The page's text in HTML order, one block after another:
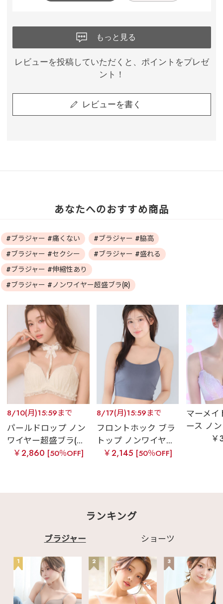
もっと見る
レビューを投稿していただくと、ポイントをプレゼ
ント！
レビューを書く
あなたへのおすすめ商品
#ブラジャー #痛くない
#ブラジャー #脇高
#ブラジャー #セクシー
#ブラジャー #盛れる
#ブラジャー #伸縮性あり
#ブラジャー #ノンワイヤー超盛ブラ(R)
8/10(月)15:59まで
パールドロップ ノン
ワイヤー超盛ブラ(...
￥2,860 [50％OFF]
8/17(月)15:59まで
フロントホック ブラ
トップ ノンワイヤ...
￥2,145 [50％OFF]
マーメイ
ース ノ
ランキング
ブラジャー ショーツ
1 2 3